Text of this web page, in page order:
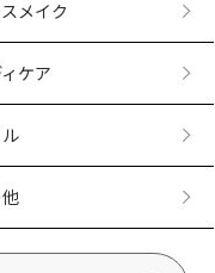
メイク
ケア